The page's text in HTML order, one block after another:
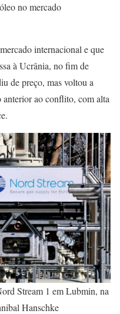
no mercado
internacional e que
à Ucrânia, no fim de
de preço, mas voltou a
anterior ao conflito, com alta
Stream 1 em Lubmin, na
Hanschke